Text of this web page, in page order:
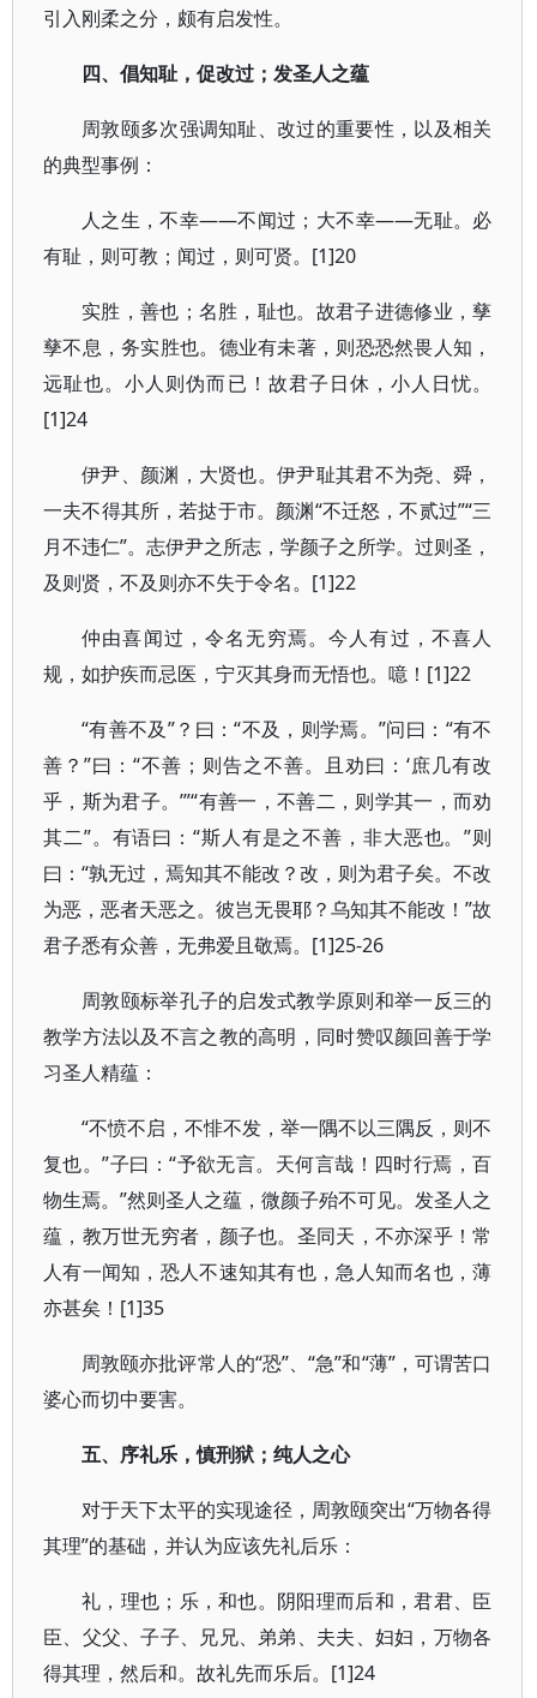
引入刚柔之分，颇有启发性。
四、倡知耻，促改过；发圣人之蕴
周敦颐多次强调知耻、改过的重要性，以及相关
的典型事例：
人之生，不幸——不闻过；大不幸——无耻。必
有耻，则可教；闻过，则可贤。[1]20
实胜，善也；名胜，耻也。故君子进德修业，孳
孳不息，务实胜也。德业有未著，则恐恐然畏人知，
远耻也。小人则伪而已！故君子日休，小人日忧。
[1]24
伊尹、颜渊，大贤也。伊尹耻其君不为尧、舜，
一夫不得其所，若挞于市。颜渊“不迁怒，不贰过”“三
月不违仁”。志伊尹之所志，学颜子之所学。过则圣，
及则贤，不及则亦不失于令名。[1]22
仲由喜闻过，令名无穷焉。今人有过，不喜人
规，如护疾而忌医，宁灭其身而无悟也。噫！[1]22
“有善不及”？曰：“不及，则学焉。”问曰：“有不
善？”曰：“不善；则告之不善。且劝曰：‘庶几有改
乎，斯为君子。’”“有善一，不善二，则学其一，而劝
其二”。有语曰：“斯人有是之不善，非大恶也。”则
曰：“孰无过，焉知其不能改？改，则为君子矣。不改
为恶，恶者天恶之。彼岂无畏耶？乌知其不能改！”故
君子悉有众善，无弗爱且敬焉。[1]25-26
周敦颐标举孔子的启发式教学原则和举一反三的
教学方法以及不言之教的高明，同时赞叹颜回善于学
习圣人精蕴：
“不愤不启，不悱不发，举一隅不以三隅反，则不
复也。”子曰：“予欲无言。天何言哉！四时行焉，百
物生焉。”然则圣人之蕴，微颜子殆不可见。发圣人之
蕴，教万世无穷者，颜子也。圣同天，不亦深乎！常
人有一闻知，恐人不速知其有也，急人知而名也，薄
亦甚矣！[1]35
周敦颐亦批评常人的“恐”、“急”和“薄”，可谓苦口
婆心而切中要害。
五、序礼乐，慎刑狱；纯人之心
对于天下太平的实现途径，周敦颐突出“万物各得
其理”的基础，并认为应该先礼后乐：
礼，理也；乐，和也。阴阳理而后和，君君、臣
臣、父父、子子、兄兄、弟弟、夫夫、妇妇，万物各
得其理，然后和。故礼先而乐后。[1]24